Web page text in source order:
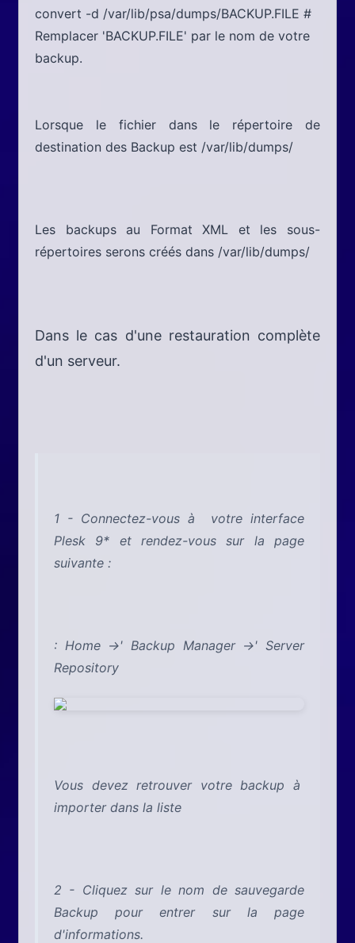
convert -d /var/lib/psa/dumps/BACKUP.FILE #
Remplacer 'BACKUP.FILE' par le nom de votre
backup.
Lorsque le fichier dans le répertoire de
destination des Backup est /var/lib/dumps/
Les backups au Format XML et les sous-
répertoires serons créés dans /var/lib/dumps/
Dans le cas d'une restauration complète
d'un serveur.
1 - Connectez-vous à votre interface
Plesk 9* et rendez-vous sur la page
suivante :
: Home ->' Backup Manager ->' Server
Repository
Vous devez retrouver votre backup à
importer dans la liste
2 - Cliquez sur le nom de sauvegarde
Backup pour entrer sur la page
d'informations.